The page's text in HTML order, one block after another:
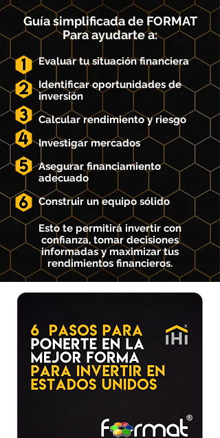
Guía simplificada de FORMAT
Para ayudarte a:
Evaluar tu situación financiera
Identificar oportunidades de
inversión
Calcular rendimiento y riesgo
Investigar mercados
Asegurar financiamiento
adecuado
Construir un equipo sólido
Esto te permitirá invertir con
confianza, tomar decisiones
informadas y maximizar tus
rendimientos financieros.